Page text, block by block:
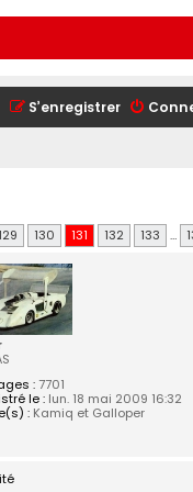
S’enregistrer
135
129 130 131 132 133 …
:7701
le :lun. 18 mai 2009 16:32
:Kamiq et Galloper